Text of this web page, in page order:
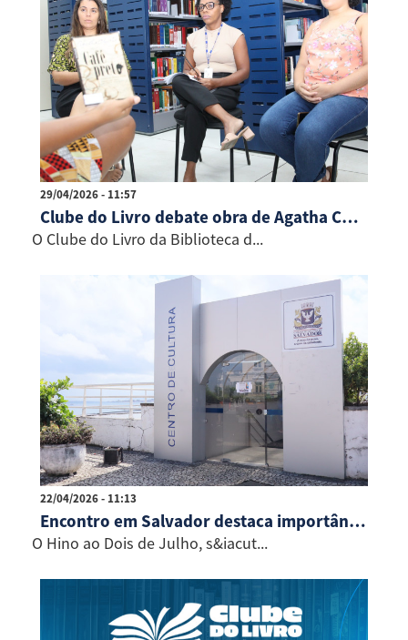
29/04/2026 - 11:57
Clube do Livro debate obra de Agatha Christie em nova edição do Conexão Literária
O Clube do Livro da Biblioteca d...
22/04/2026 - 11:13
Encontro em Salvador destaca importância do Hino ao Dois de Julho
O Hino ao Dois de Julho, s&iacut...